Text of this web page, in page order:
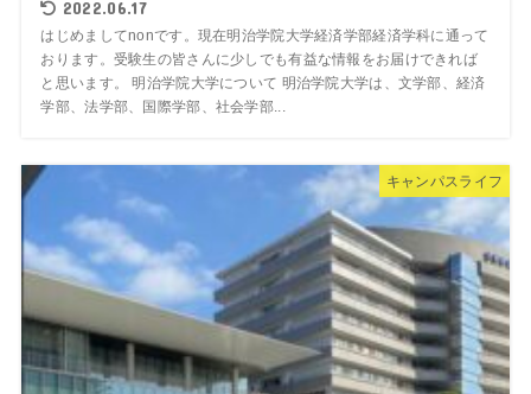
2022.06.17
はじめましてnonです。現在明治学院大学経済学部経済学科に通って
おります。受験生の皆さんに少しでも有益な情報をお届けできれば
と思います。 明治学院大学について 明治学院大学は、文学部、経済
学部、法学部、国際学部、社会学部...
キャンパスライフ